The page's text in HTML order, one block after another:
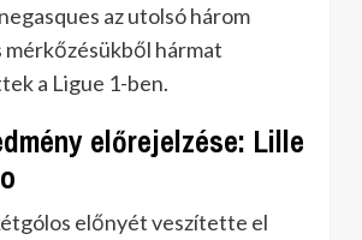
az utolsó három
mérkőzésükből hármat
a Ligue 1-ben.
előrejelzése: Lille
előnyét veszítette el